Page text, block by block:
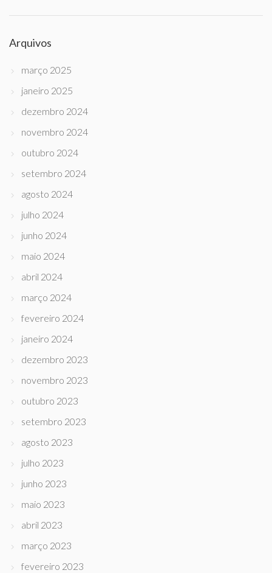
Arquivos
março 2025
janeiro 2025
dezembro 2024
novembro 2024
outubro 2024
setembro 2024
agosto 2024
julho 2024
junho 2024
maio 2024
abril 2024
março 2024
fevereiro 2024
janeiro 2024
dezembro 2023
novembro 2023
outubro 2023
setembro 2023
agosto 2023
julho 2023
junho 2023
maio 2023
abril 2023
março 2023
fevereiro 2023